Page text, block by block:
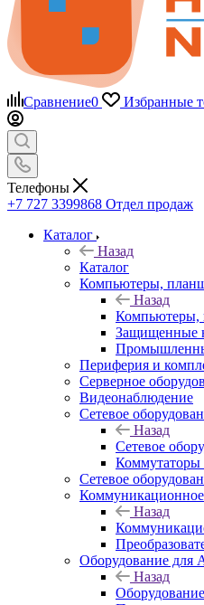
Сравнение0 Избранные
Телефоны
+7 727 3399868 Отдел продаж
Каталог
Назад
Каталог
Компьютеры,
Назад
Компьютеры,
Защищенные
Периферия и
Серверное
Видеонаблюдение
Сетевое
Назад
Сетевое
Коммутаторы
Сетевое
Назад
Оборудование
Назад